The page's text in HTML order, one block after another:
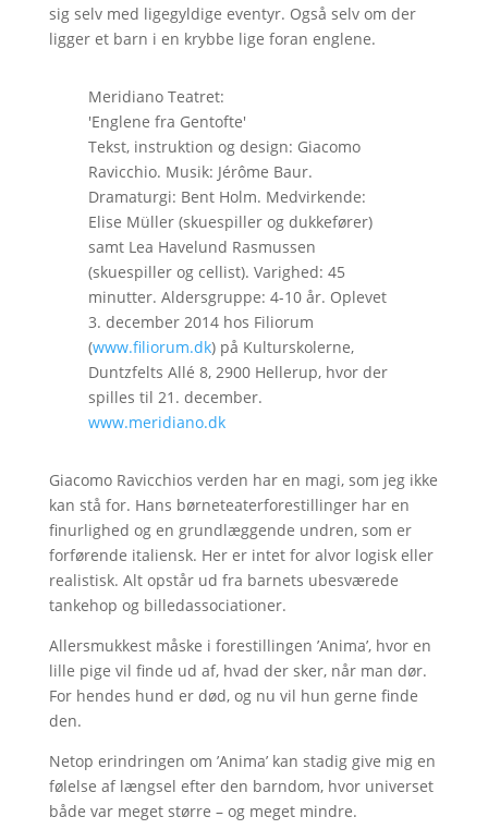
sig selv med ligegyldige eventyr. Også selv om der
ligger et barn i en krybbe lige foran englene.
Meridiano Teatret:
'Englene fra Gentofte'
Tekst, instruktion og design: Giacomo
Ravicchio. Musik: Jérôme Baur.
Dramaturgi: Bent Holm. Medvirkende:
Elise Müller (skuespiller og dukkefører)
samt Lea Havelund Rasmussen
(skuespiller og cellist). Varighed: 45
minutter. Aldersgruppe: 4-10 år. Oplevet
3. december 2014 hos Filiorum
(www.filiorum.dk) på Kulturskolerne,
Duntzfelts Allé 8, 2900 Hellerup, hvor der
spilles til 21. december.
www.meridiano.dk
Giacomo Ravicchios verden har en magi, som jeg ikke
kan stå for. Hans børneteaterforestillinger har en
finurlighed og en grundlæggende undren, som er
forførende italiensk. Her er intet for alvor logisk eller
realistisk. Alt opstår ud fra barnets ubesværede
tankehop og billedassociationer.
Allersmukkest måske i forestillingen ’Anima’, hvor en
lille pige vil finde ud af, hvad der sker, når man dør.
For hendes hund er død, og nu vil hun gerne finde
den.
Netop erindringen om ’Anima’ kan stadig give mig en
følelse af længsel efter den barndom, hvor universet
både var meget større – og meget mindre.